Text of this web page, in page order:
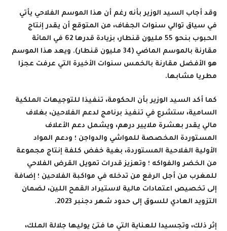
وقد أجاب السيد الوزير بأنه رغم أن هذا الموسم الفلاحي يأتي
في سياق توالي سنوات الجفاف، من المتوقع أن يقدر إنتاج
الحبوب بنحو 55 مليون قنطار، بزيادة قدرها 62 في المائة
مقارنة بالموسم الماضي (34 مليون قنطار). ويعد هذا الموسم
هو الأفضل مقارنة بالخمس سنوات الأخيرة التي عرفت عجزا
مطريا مشابها.
كما أكد السيد الوزير بأن الحكومة، تنفيذا للتوجيهات الملكية
السامية، ستشرع في تنفيذ برنامج لدعم الفلاحين، بغلاف
مالي يقدر بعشرة ملايير درهم، ويشمل دعم الأعلاف
المستوردة المخصصة للمواشي والدواجن ؛ ودعم المواد
الأولية الفلاحية المستوردة، بغية خفض كلفة إنتاج مجموعة
من الخضر والفواكه ؛ وتعزيز قدرات تمويل القرض الفلاحي
للمغرب من أجل الرفع من تدخله في مواكبة الفلاحين ؛ إضافة
إلى تخصيص اعتمادات مالية لاستيراد القمح اللين، لضمان
التزويد العادي للسوق إلى حدود شهر دجنبر 2023
.
إثر ذلك، وتجسيدا للعناية التي ما فتئ يوليها جلالة الملك،